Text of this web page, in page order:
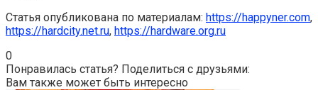
Статья опубликована по материалам: https://happyner.com,
https://hardcity.net.ru, https://hardware.org.ru
0
Понравилась статья? Поделиться с друзьями:
Вам также может быть интересно